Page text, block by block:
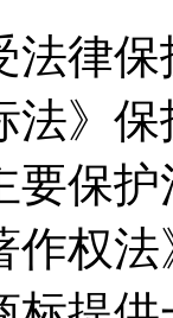
法律
法》
要保
作权